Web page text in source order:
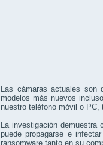
Las cámaras actuales
modelos más nuevos
nuestro teléfono móvil o PC,
La investigación
puede propagarse e
ransomware tanto en su